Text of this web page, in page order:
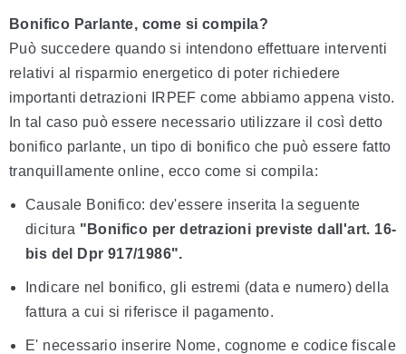
Bonifico Parlante, come si compila?
Può succedere quando si intendono effettuare interventi
relativi al risparmio energetico di poter richiedere
importanti detrazioni IRPEF come abbiamo appena visto.
In tal caso può essere necessario utilizzare il così detto
bonifico parlante, un tipo di bonifico che può essere fatto
tranquillamente online, ecco come si compila:
Causale Bonifico: dev'essere inserita la seguente
dicitura "Bonifico per detrazioni previste dall'art. 16-
bis del Dpr 917/1986".
Indicare nel bonifico, gli estremi (data e numero) della
fattura a cui si riferisce il pagamento.
E' necessario inserire Nome, cognome e codice fiscale